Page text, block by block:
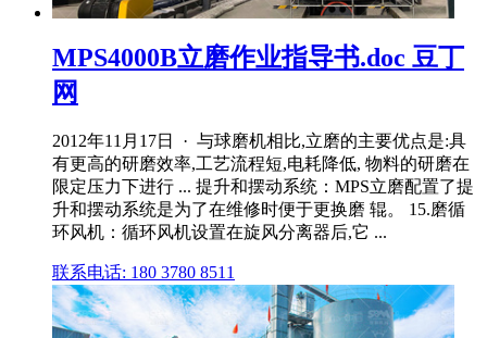
MPS4000B立磨作业指导书.doc 豆丁
网
2012年11月17日 · 与球磨机相比,立磨的主要优点是:具
有更高的研磨效率,工艺流程短,电耗降低, 物料的研磨在
限定压力下进行 ... 提升和摆动系统：MPS立磨配置了提
升和摆动系统是为了在维修时便于更换磨 辊。 15.磨循
环风机：循环风机设置在旋风分离器后,它 ...
联系电话: 180 3780 8511